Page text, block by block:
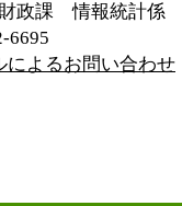
政課 情報統計係
によるお問い合わせ